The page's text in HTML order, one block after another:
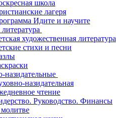
школа
лагеря
Идите и научите
художественная литература
стихи и песни
назидательные
назидательная
чтение
Руководство. Финансы